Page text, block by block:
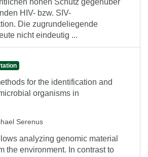
hohen Schutz gegenüber
HIV- bzw. SIV-
Die zugrundeliegende
nicht eindeutig ...
for the identification and
organisms in
Serenus
analyzing genomic material
the environment. In contrast to